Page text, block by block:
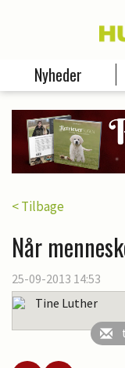
Nyheder
< Tilbage
Når
25-09-2013 14:53
Tine Luther